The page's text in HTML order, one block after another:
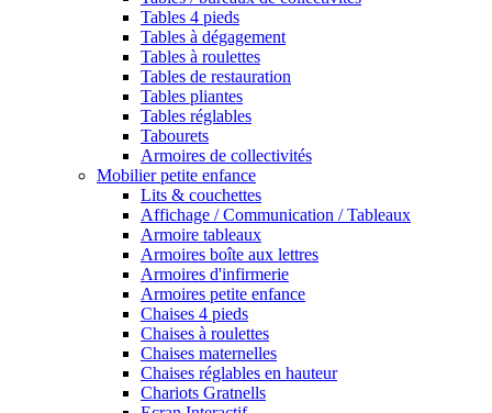
Tables 4 pieds
Tables à dégagement
Tables à roulettes
Tables de restauration
Tables pliantes
Tables réglables
Tabourets
Armoires de collectivités
Mobilier petite enfance
Lits & couchettes
Affichage / Communication / Tableaux
Armoire tableaux
Armoires boîte aux lettres
Armoires d'infirmerie
Armoires petite enfance
Chaises 4 pieds
Chaises à roulettes
Chaises maternelles
Chaises réglables en hauteur
Chariots Gratnells